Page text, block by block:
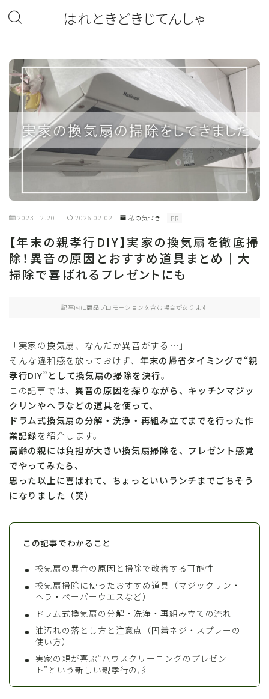
はれときどきじてんしゃ
2023.12.20 2026.02.02 私の気づき PR
【年末の親孝行DIY】実家の換気扇を徹底掃
除！異音の原因とおすすめ道具まとめ｜大
掃除で喜ばれるプレゼントにも
記事内に商品プロモーションを含む場合があります
「実家の換気扇、なんだか異音がする…」
そんな違和感を放っておけず、 年末の帰省タイミングで“親
孝行DIY”として換気扇の掃除を決行。
この記事では、 異音の原因を探りながら、キッチンマジッ
クリンやヘラなどの道具を使って、
ドラム式換気扇の分解・洗浄・再組み立てまでを行った作
業記録を紹介します。
高齢の親には負担が大きい換気扇掃除を、プレゼント感覚
でやってみたら、
思った以上に喜ばれて、ちょっといいランチまでごちそう
になりました（笑）
この記事でわかること
換気扇の異音の原因と掃除で改善する可能性
換気扇掃除に使ったおすすめ道具（マジックリン・
ヘラ・ペーパーウエスなど）
ドラム式換気扇の分解・洗浄・再組み立ての流れ
油汚れの落とし方と注意点（固着ネジ・スプレーの
使い方）
実家の親が喜ぶ“ハウスクリーニングのプレゼン
ト”という新しい親孝行の形